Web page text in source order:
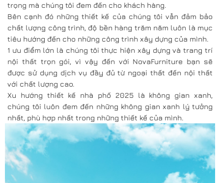
trọng mà chúng tôi đem đến cho khách hàng.
Bên cạnh đó những thiết kế của chúng tôi vẫn đảm bảo
chất lượng công trình, độ bền hàng trăm năm luôn là mục
tiêu hướng đến cho những công trình xây dựng của mình.
1 ưu điểm lớn là chúng tôi thực hiện xây dựng và trang trí
nội thất trọn gói, vì vậy đến với NovaFurniture bạn sẽ
được sử dụng dịch vụ đầy đủ từ ngoại thất đến nội thất
với chất lượng cao.
Xu hướng thiết kế nhà phố 2025 là không gian xanh,
chúng tôi luôn đem đến những không gian xanh lý tưởng
nhất, phù hợp nhất trong những thiết kế của mình.